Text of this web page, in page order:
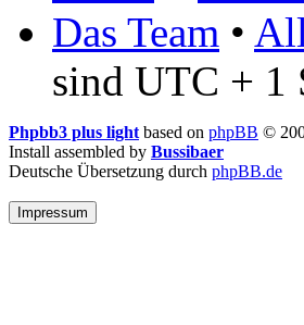
Das Team •
sind UTC + 1
Phpbb3 plus light based on phpBB ©
Install assembled by Bussibaer
Deutsche Übersetzung durch phpBB.de